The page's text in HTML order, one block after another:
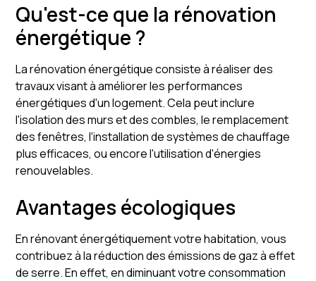
Qu'est-ce que la rénovation
énergétique ?
La rénovation énergétique consiste à réaliser des
travaux visant à améliorer les performances
énergétiques d'un logement. Cela peut inclure
l'isolation des murs et des combles, le remplacement
des fenêtres, l'installation de systèmes de chauffage
plus efficaces, ou encore l'utilisation d'énergies
renouvelables.
Avantages écologiques
En rénovant énergétiquement votre habitation, vous
contribuez à la réduction des émissions de gaz à effet
de serre. En effet, en diminuant votre consommation